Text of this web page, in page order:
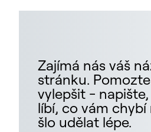
Zajímá nás váš
stránku.
vylepšit -
líbí, co vám
šlo udělat lépe.